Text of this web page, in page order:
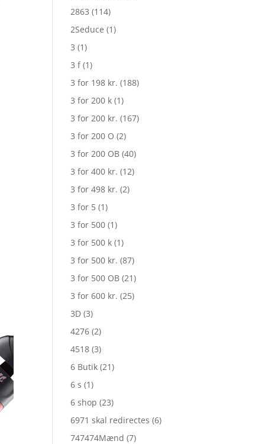
2863 (114)
2Seduce (1)
3 (1)
3 f (1)
3 for 198 kr. (188)
3 for 200 k (1)
3 for 200 kr. (167)
3 for 200 O (2)
3 for 200 OB (40)
3 for 400 kr. (12)
3 for 498 kr. (2)
3 for 5 (1)
3 for 500 (1)
3 for 500 k (1)
3 for 500 kr. (87)
3 for 500 OB (21)
3 for 600 kr. (25)
3D (3)
4276 (2)
4518 (3)
6 Butik (21)
6 s (1)
6 shop (23)
6971 skal redirectes (6)
747474Mænd (7)